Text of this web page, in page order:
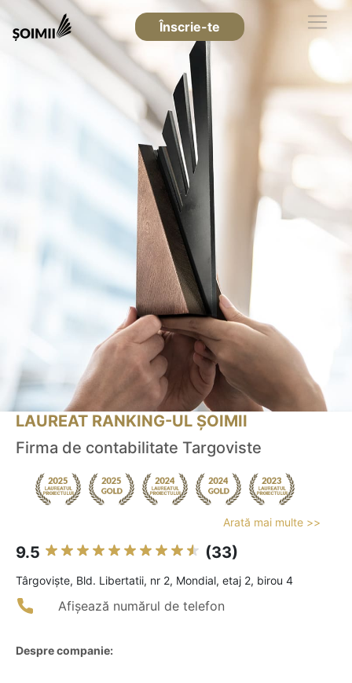
Înscrie-te
LAUREAT RANKING-UL ȘOIMII
Firma de contabilitate Targoviste
Arată mai multe >>
9.5 (33)
Târgovişte, Bld. Libertatii, nr 2, Mondial, etaj 2, birou 4
Afișează numărul de telefon
Despre companie: